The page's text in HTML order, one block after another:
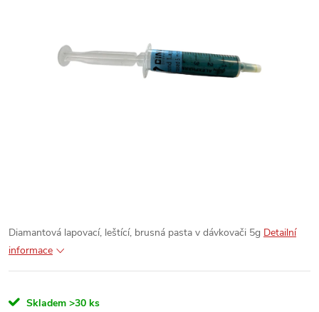
Diamantová lapovací, leštící, brusná pasta v dávkovači 5g Detailní
informace
Skladem >30 ks